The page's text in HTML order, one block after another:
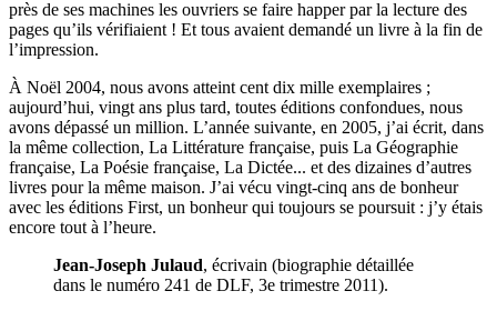
près de ses machines les ouvriers se faire happer par la lecture des
pages qu’ils vérifiaient ! Et tous avaient demandé un livre à la fin de
l’impression.
À Noël 2004, nous avons atteint cent dix mille exemplaires ;
aujourd’hui, vingt ans plus tard, toutes éditions confondues, nous
avons dépassé un million. L’année suivante, en 2005, j’ai écrit, dans
la même collection, La Littérature française, puis La Géographie
française, La Poésie française, La Dictée... et des dizaines d’autres
livres pour la même maison. J’ai vécu vingt-cinq ans de bonheur
avec les éditions First, un bonheur qui toujours se poursuit : j’y étais
encore tout à l’heure.
Jean-Joseph Julaud, écrivain (biographie détaillée
dans le numéro 241 de DLF, 3e trimestre 2011).